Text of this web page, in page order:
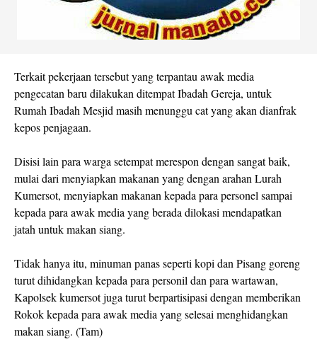
Terkait pekerjaan tersebut yang terpantau awak media
pengecatan baru dilakukan ditempat Ibadah Gereja, untuk
Rumah Ibadah Mesjid masih menunggu cat yang akan dianfrak
kepos penjagaan.
Disisi lain para warga setempat merespon dengan sangat baik,
mulai dari menyiapkan makanan yang dengan arahan Lurah
Kumersot, menyiapkan makanan kepada para personel sampai
kepada para awak media yang berada dilokasi mendapatkan
jatah untuk makan siang.
Tidak hanya itu, minuman panas seperti kopi dan Pisang goreng
turut dihidangkan kepada para personil dan para wartawan,
Kapolsek kumersot juga turut berpartisipasi dengan memberikan
Rokok kepada para awak media yang selesai menghidangkan
makan siang. (Tam)